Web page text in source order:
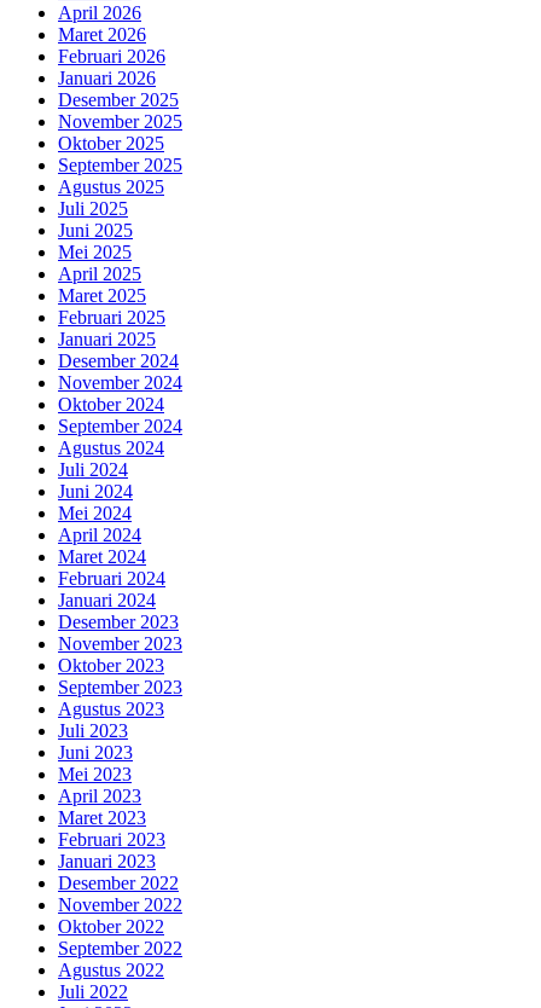
April 2026
Maret 2026
Februari 2026
Januari 2026
Desember 2025
November 2025
Oktober 2025
September 2025
Agustus 2025
Juli 2025
Juni 2025
Mei 2025
April 2025
Maret 2025
Februari 2025
Januari 2025
Desember 2024
November 2024
Oktober 2024
September 2024
Agustus 2024
Juli 2024
Juni 2024
Mei 2024
April 2024
Maret 2024
Februari 2024
Januari 2024
Desember 2023
November 2023
Oktober 2023
September 2023
Agustus 2023
Juli 2023
Juni 2023
Mei 2023
April 2023
Maret 2023
Februari 2023
Januari 2023
Desember 2022
November 2022
Oktober 2022
September 2022
Agustus 2022
Juli 2022